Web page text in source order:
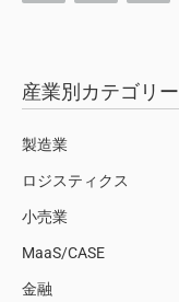
産業別カテゴリー
製造業
ロジスティクス
小売業
MaaS/CASE
金融